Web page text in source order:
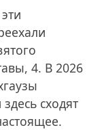
4. В 2026
сходят